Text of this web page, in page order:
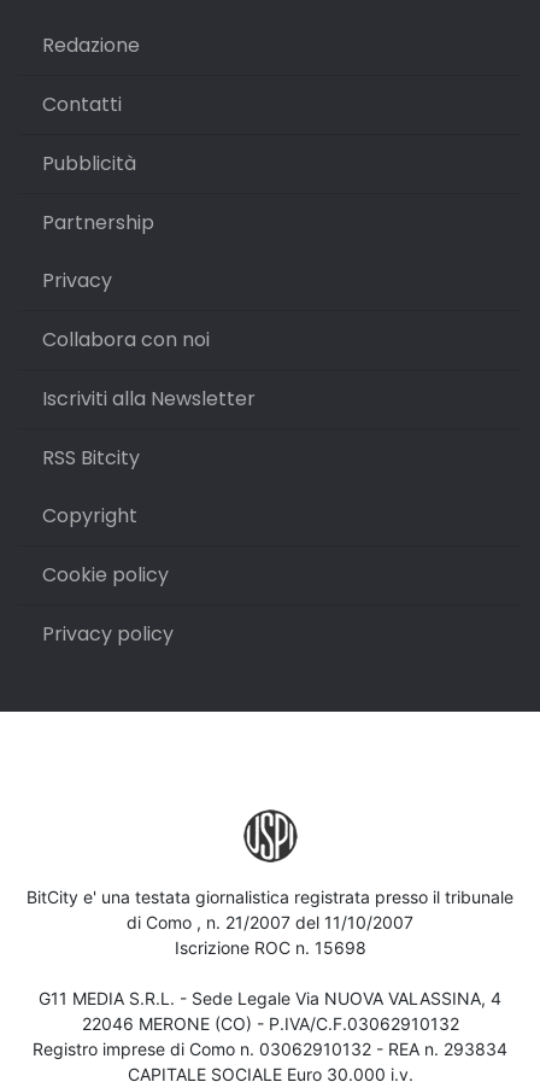
Redazione
Contatti
Pubblicità
Partnership
Privacy
Collabora con noi
Iscriviti alla Newsletter
RSS Bitcity
Copyright
Cookie policy
Privacy policy
BitCity e' una testata giornalistica registrata presso il tribunale
di Como , n. 21/2007 del 11/10/2007
Iscrizione ROC n. 15698
G11 MEDIA S.R.L. - Sede Legale Via NUOVA VALASSINA, 4
22046 MERONE (CO) - P.IVA/C.F.03062910132
Registro imprese di Como n. 03062910132 - REA n. 293834
CAPITALE SOCIALE Euro 30.000 i.v.